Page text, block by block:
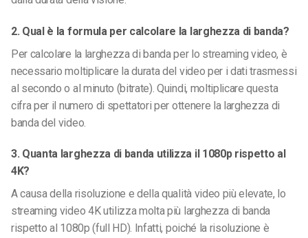
2. Qual è la formula per calcolare la larghezza di banda?
Per calcolare la larghezza di banda per lo streaming video, è
necessario moltiplicare la durata del video per i dati trasmessi
al secondo o al minuto (bitrate). Quindi, moltiplicare questa
cifra per il numero di spettatori per ottenere la larghezza di
banda del video.
3. Quanta larghezza di banda utilizza il 1080p rispetto al
4K?
A causa della risoluzione e della qualità video più elevate, lo
streaming video 4K utilizza molta più larghezza di banda
rispetto al 1080p (full HD). Infatti, poiché la risoluzione è